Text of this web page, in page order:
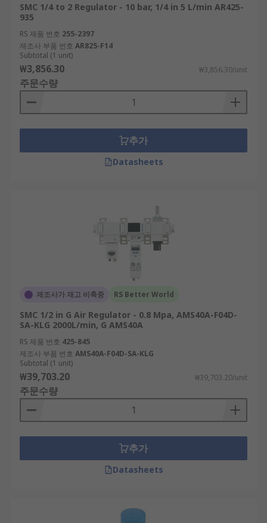
SMC 1/4 to 2 Regulator - 10 bar, 1/4 in 5 L/min AR425-
935
RS 제품 번호 255-2397
제조사 부품 번호 AR825-F14
Subtotal (1 unit)
₩3,856.30 ₩3,856.30/unit
주문수량
추가
Datasheets
제조사가 재고 비축중 RS Better World
SMC 1/2 in G Air Regulator - 0.8 Mpa, AMS40A-F04D-
SA-KLG 2000L/min, G AMS40A
RS 제품 번호 425-845
제조사 부품 번호 AMS40A-F04D-SA-KLG
Subtotal (1 unit)
₩39,703.20 ₩39,703.20/unit
주문수량
추가
Datasheets